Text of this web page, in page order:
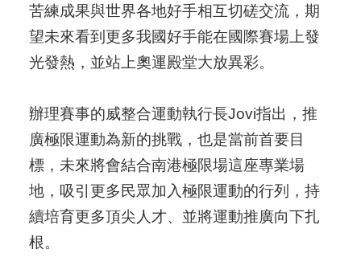
苦練成果與世界各地好手相互切磋交流，期
望未來看到更多我國好手能在國際賽場上發
光發熱，並站上奧運殿堂大放異彩。
辦理賽事的威整合運動執行長Jovi指出，推
廣極限運動為新的挑戰，也是當前首要目
標，未來將會結合南港極限場這座專業場
地，吸引更多民眾加入極限運動的行列，持
續培育更多頂尖人才、並將運動推廣向下扎
根。